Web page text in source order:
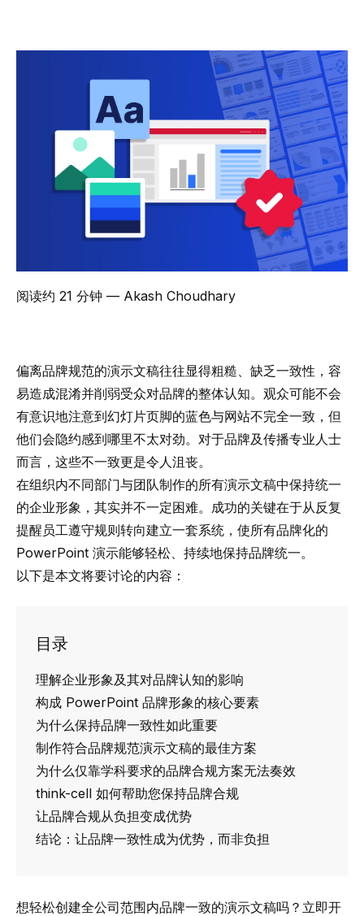
阅读约 21 分钟 — Akash Choudhary
偏离品牌规范的演示文稿往往显得粗糙、缺乏一致性，容
易造成混淆并削弱受众对品牌的整体认知。观众可能不会
有意识地注意到幻灯片页脚的蓝色与网站不完全一致，但
他们会隐约感到哪里不太对劲。对于品牌及传播专业人士
而言，这些不一致更是令人沮丧。
在组织内不同部门与团队制作的所有演示文稿中保持统一
的企业形象，其实并不一定困难。成功的关键在于从反复
提醒员工遵守规则转向建立一套系统，使所有品牌化的
PowerPoint 演示能够轻松、持续地保持品牌统一。
以下是本文将要讨论的内容：
目录
理解企业形象及其对品牌认知的影响
构成 PowerPoint 品牌形象的核心要素
为什么保持品牌一致性如此重要
制作符合品牌规范演示文稿的最佳方案
为什么仅靠学科要求的品牌合规方案无法奏效
think-cell 如何帮助您保持品牌合规
让品牌合规从负担变成优势
结论：让品牌一致性成为优势，而非负担
想轻松创建全公司范围内品牌一致的演示文稿吗？立即开